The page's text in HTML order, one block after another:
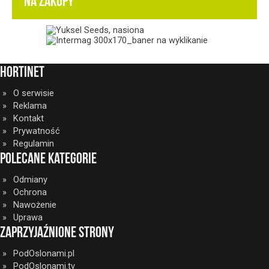
HortiNet
O serwisie
Reklama
Kontakt
Prywatność
Regulamin
Polecane kategorie
Odmiany
Ochrona
Nawożenie
Uprawa
Zaprzyjaźnione strony
PodOslonami.pl
PodOslonami.tv